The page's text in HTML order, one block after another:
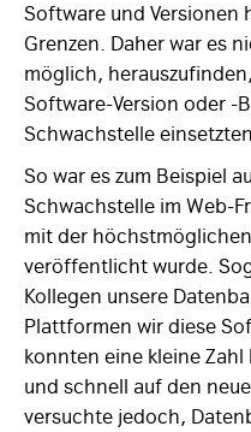
Software und Versionen
Grenzen. Daher war es
möglich,
Software-Version oder -
Schwachstelle einsetzten.
So war es zum Beispiel
Schwachstelle im Web-
mit der
veröffentlicht wurde.
Kollegen unsere
Plattformen wir diese
konnten eine kleine
und schnell auf den
versuchte jedoch,